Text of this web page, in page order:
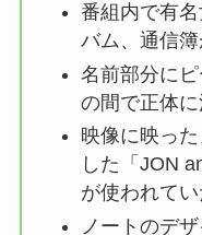
番組内で有
バム、通信
名前部分に
の間で正体
映像に映っ
した「JON
が使われてい
ノートのデ